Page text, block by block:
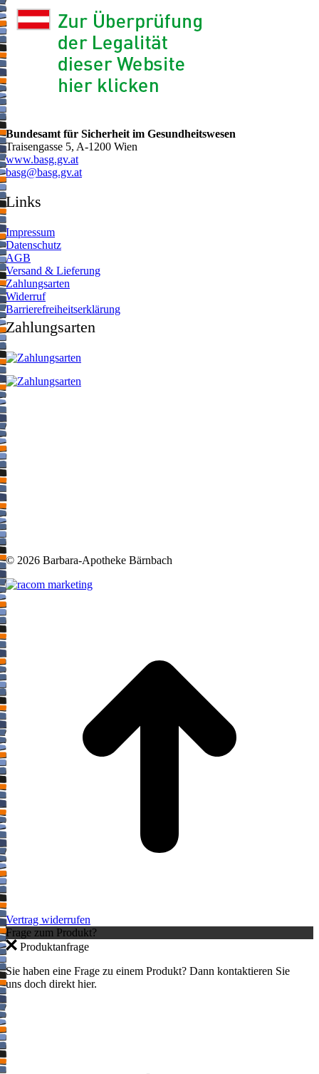
Bundesamt für Sicherheit im Gesundheitswesen
Traisengasse 5, A-1200 Wien
www.basg.gv.at
ta.vg.gsab@gsab
Links
Impressum
Datenschutz
AGB
Versand & Lieferung
Zahlungsarten
Widerruf
Barrierefreiheitserklärung
Zahlungsarten
© 2026 Barbara-Apotheke Bärnbach
Vertrag widerrufen
Frage zum Produkt?
Produktanfrage
Sie haben eine Frage zu einem Produkt? Dann kontaktieren Sie
uns doch direkt hier.